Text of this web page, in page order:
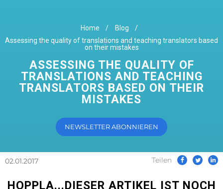
Home
Blog
Assessing the quality of translations and teaching translators based
on their mistakes
ASSESSING THE QUALITY OF
TRANSLATIONS AND TEACHING
TRANSLATORS BASED ON THEIR
MISTAKES
NEWSLETTER ABONNIEREN
02.01.2017 Teilen
HOPPLA...DIESER ARTIKEL IST NOCH